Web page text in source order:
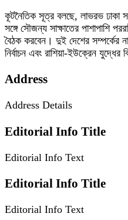
কূটনৈতিক সূত্র বলছে, লাভরভ ঢাকা
সঙ্গে সৌজন্য সাক্ষাতের পাশাপাশি
বৈঠক করবেন। দুই দেশের সম্পর্কের
নির্বাচন এবং রাশিয়া-ইউক্রেন
Address
Address Details
Editorial Info Title
Editorial Info Text
Editorial Info Title
Editorial Info Text